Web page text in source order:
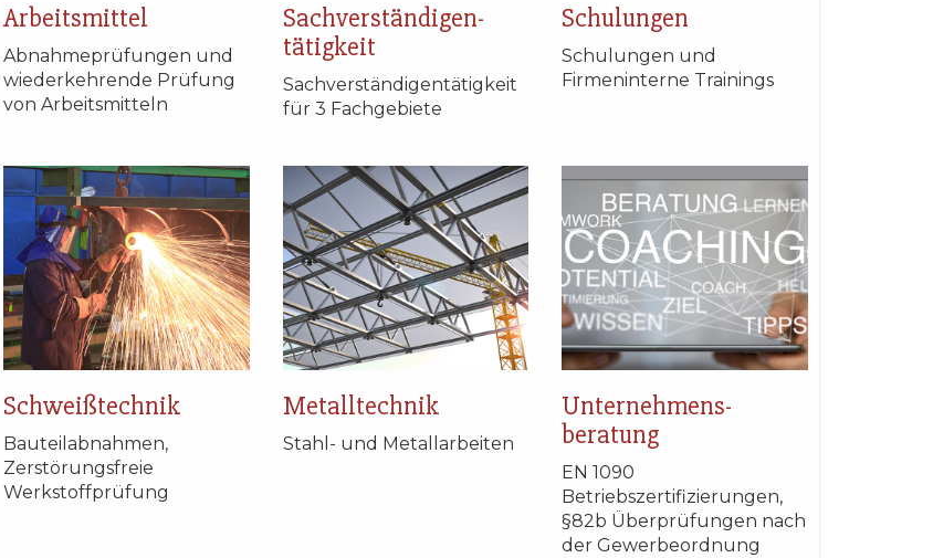
Arbeitsmittel
Abnahmeprüfungen und
wiederkehrende Prüfung
von Arbeitsmitteln
Sachverständigen-
tätigkeit
Sachverständigentätigkeit
für 3 Fachgebiete
Schulungen
Schulungen und
Firmeninterne Trainings
Schweißtechnik
Bauteilabnahmen,
Zerstörungsfreie
Werkstoffprüfung
Metalltechnik
Stahl- und Metallarbeiten
Unternehmens-
beratung
EN 1090
Betriebszertifizierungen,
§82b Überprüfungen nach
der Gewerbeordnung